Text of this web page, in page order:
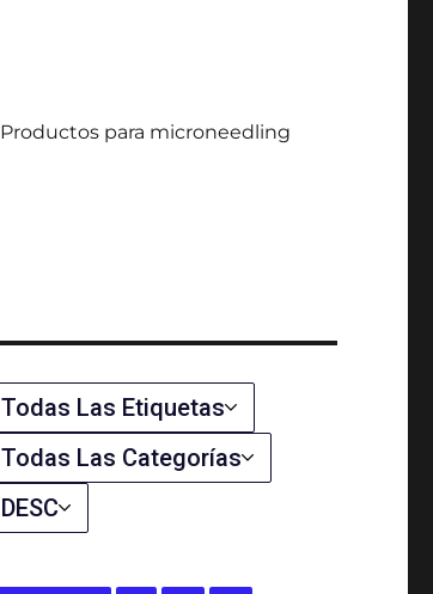
Productos para microneedling
Todas Las Etiquetas
Todas Las Categorías
DESC